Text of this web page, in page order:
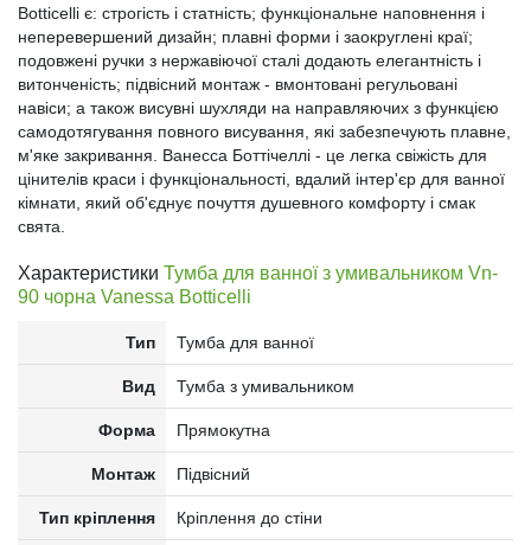
Botticelli є: строгість і статність; функціональне наповнення і
неперевершений дизайн; плавні форми і заокруглені краї;
подовжені ручки з нержавіючої сталі додають елегантність і
витонченість; підвісний монтаж - вмонтовані регульовані
навіси; а також висувні шухляди на направляючих з функцією
самодотягування повного висування, які забезпечують плавне,
м'яке закривання. Ванесса Боттічеллі - це легка свіжість для
цінителів краси і функціональності, вдалий інтер'єр для ванної
кімнати, який об'єднує почуття душевного комфорту і смак
свята.
Характеристики Тумба для ванної з умивальником Vn-
90 чорна Vanessa Botticelli
Тип Тумба для ванної
Вид Тумба з умивальником
Форма Прямокутна
Монтаж Підвісний
Тип кріплення Кріплення до стіни